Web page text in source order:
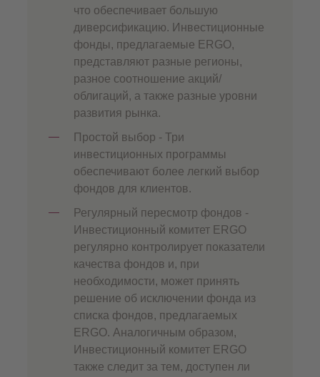
что обеспечивает большую
диверсификацию. Инвестиционные
фонды, предлагаемые ERGO,
представляют разные регионы,
разное соотношение акций/
облигаций, а также разные уровни
развития рынка.
Простой выбор - Три
инвестиционных программы
обеспечивают более легкий выбор
фондов для клиентов.
Регулярный пересмотр фондов -
Инвестиционный комитет ERGO
регулярно контролирует показатели
качества фондов и, при
необходимости, может принять
решение об исключении фонда из
списка фондов, предлагаемых
ERGO. Аналогичным образом,
Инвестиционный комитет ERGO
также следит за тем, доступен ли